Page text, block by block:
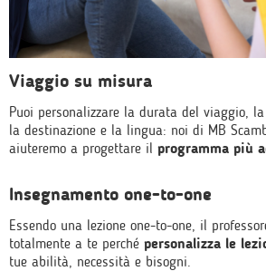
Viaggio su misura
Puoi personalizzare la durata del viaggio,
la destinazione e la lingua: noi di MB
aiuteremo a progettare il programma più
Insegnamento one-to-one
Essendo una lezione one-to-one, il
totalmente a te perché personalizza le
tue abilità, necessità e bisogni.